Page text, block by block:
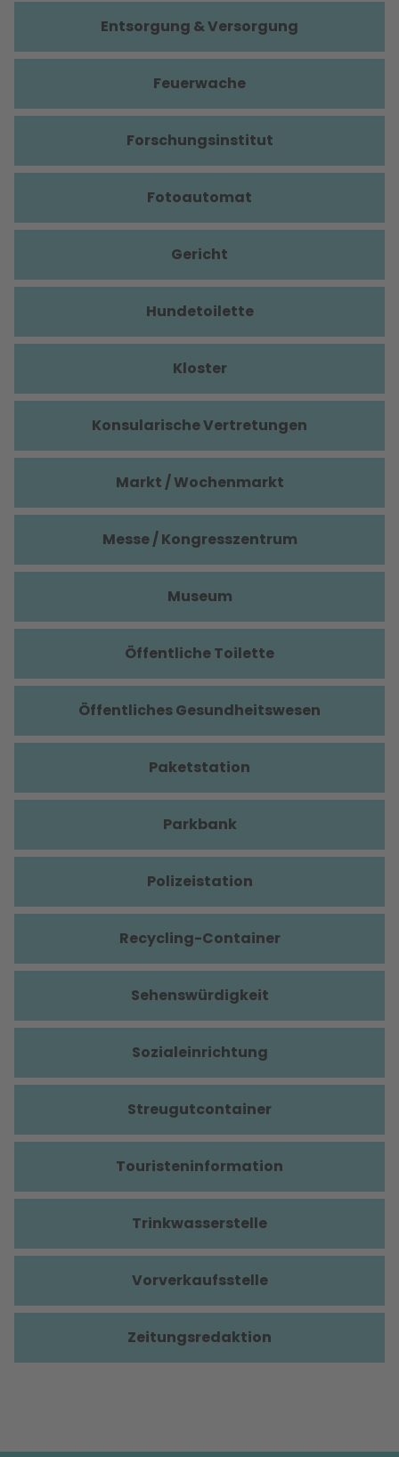
Entsorgung & Versorgung
Feuerwache
Forschungsinstitut
Fotoautomat
Gericht
Hundetoilette
Kloster
Konsularische Vertretungen
Markt / Wochenmarkt
Messe / Kongresszentrum
Museum
Öffentliche Toilette
Öffentliches Gesundheitswesen
Paketstation
Parkbank
Polizeistation
Recycling-Container
Sehenswürdigkeit
Sozialeinrichtung
Streugutcontainer
Touristeninformation
Trinkwasserstelle
Vorverkaufsstelle
Zeitungsredaktion